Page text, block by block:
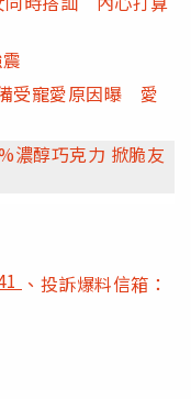
受寵愛原因曝 愛
濃醇巧克力 掀脆友
、投訴爆料信箱：